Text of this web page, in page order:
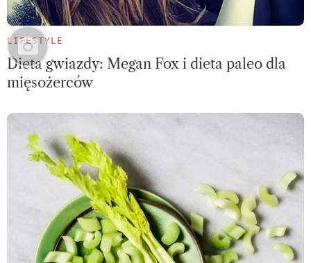
LIFESTYLE
Dieta gwiazdy: Megan Fox i dieta paleo dla
mięsożerców